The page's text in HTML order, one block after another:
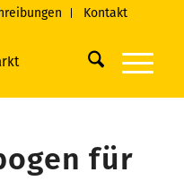
Kontakt
für